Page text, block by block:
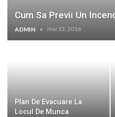
Cum Sa Previi Un
ADMIN mai 13, 2016
Plan De Evacuare La
Locul De Munca